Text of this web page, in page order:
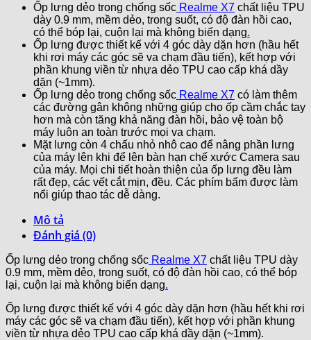
Ốp lưng dẻo trong chống sốc Realme X7 chất liệu TPU
dày 0.9 mm, mềm dẻo, trong suốt, có độ đàn hồi cao,
có thể bóp lại, cuộn lại mà không biến dạng.
Ốp lưng được thiết kế với 4 góc dày dặn hơn (hầu hết
khi rơi máy các góc sẽ va chạm đầu tiến), kết hợp với
phần khung viền từ nhựa dẻo TPU cao cấp khá dầy
dặn (~1mm).
Ốp lưng dẻo trong chống sốc Realme X7 có làm thêm
các đường gân không những giúp cho ốp cầm chắc tay
hơn mà còn tăng khả năng đàn hồi, bảo vệ toàn bộ
máy luôn an toàn trước mọi va chạm.
Mặt lưng còn 4 chấu nhỏ nhô cao để nâng phần lưng
của máy lên khi để lên bàn hạn chế xước Camera sau
của máy. Mọi chi tiết hoàn thiện của ốp lưng đều làm
rất đẹp, các vết cắt mịn, đều. Các phím bấm được làm
nổi giúp thao tác dễ dàng.
Mô tả
Đánh giá (0)
Ốp lưng dẻo trong chống sốc Realme X7 chất liệu TPU dày
0.9 mm, mềm dẻo, trong suốt, có độ đàn hồi cao, có thể bóp
lại, cuộn lại mà không biến dạng.
Ốp lưng được thiết kế với 4 góc dày dặn hơn (hầu hết khi rơi
máy các góc sẽ va chạm đầu tiến), kết hợp với phần khung
viền từ nhựa dẻo TPU cao cấp khá dầy dặn (~1mm).